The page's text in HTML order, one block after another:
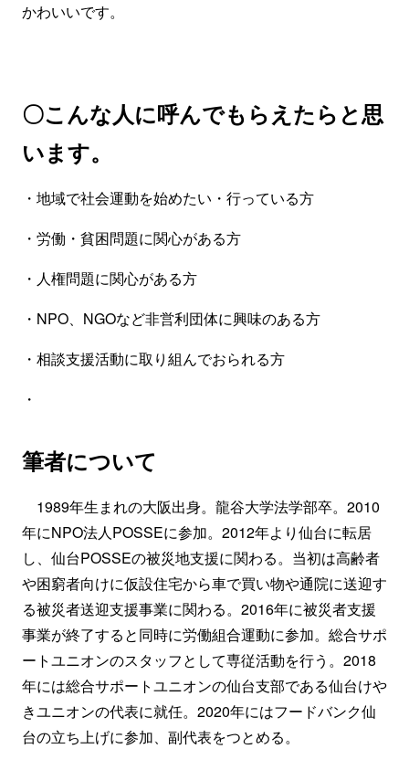
かわいいです。
〇こんな人に呼んでもらえたらと思
います。
・地域で社会運動を始めたい・行っている方
・労働・貧困問題に関心がある方
・人権問題に関心がある方
・NPO、NGOなど非営利団体に興味のある方
・相談支援活動に取り組んでおられる方
・
筆者について
1989年生まれの大阪出身。龍谷大学法学部卒。2010
年にNPO法人POSSEに参加。2012年より仙台に転居
し、仙台POSSEの被災地支援に関わる。当初は高齢者
や困窮者向けに仮設住宅から車で買い物や通院に送迎す
る被災者送迎支援事業に関わる。2016年に被災者支援
事業が終了すると同時に労働組合運動に参加。総合サポ
ートユニオンのスタッフとして専従活動を行う。2018
年には総合サポートユニオンの仙台支部である仙台けや
きユニオンの代表に就任。2020年にはフードバンク仙
台の立ち上げに参加、副代表をつとめる。